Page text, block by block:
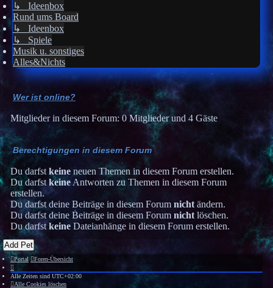
↳ Ideenbox
Rund ums Board
↳ Ideenbox
↳ Spiele
Musik u. sonstiges
Alles&Nichts
Wer ist online?
Mitglieder in diesem Forum: 0 Mitglieder und 4 Gäste
Berechtigungen in diesem Forum
Du darfst keineneuen Themen in diesem Forum erstellen.
Du darfstkeine Antworten zu Themen in diesem Forum
erstellen.
Du darfst deine Beiträge in diesem Forum nicht ändern.
Du darfst deine Beiträge in diesem Forum nicht löschen.
Du darfstkeineDateianhänge in diesem Forum erstellen.
Add Pet
Portal Foren-Übersicht
Alle Zeiten sind UTC+02:00
Alle Cookies löschen